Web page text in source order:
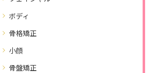
ボディ
骨格矯正
小顔
骨盤矯正